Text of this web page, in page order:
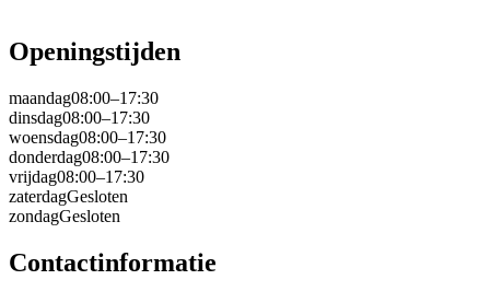
Openingstijden
maandag08:00–17:30
dinsdag08:00–17:30
woensdag08:00–17:30
donderdag08:00–17:30
vrijdag08:00–17:30
zaterdagGesloten
zondagGesloten
Contactinformatie